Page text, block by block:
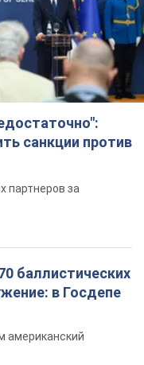
санкции против
партнеров за
баллистических
в Госдепе
американский